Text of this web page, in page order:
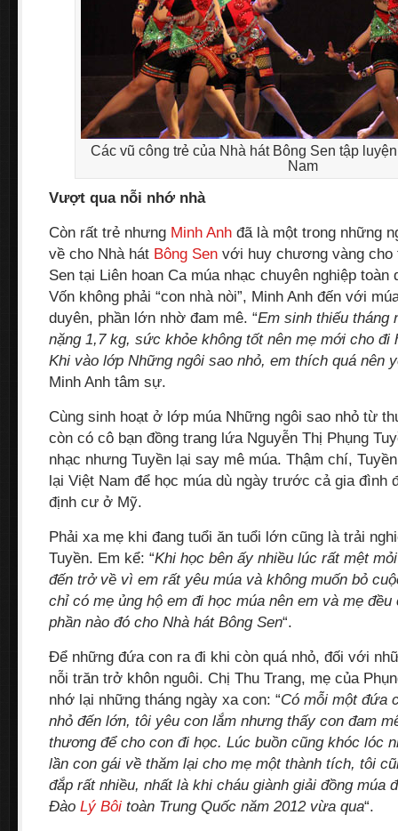
Các vũ công trẻ của Nhà hát Bông Sen tập
Nam
Vượt qua nỗi nhớ nhà
Còn rất trẻ nhưng Minh Anh đã là một trong những
về cho Nhà hát Bông Sen với huy chương vàng cho
Sen tại Liên hoan Ca múa nhạc chuyên nghiệp
Vốn không phải “con nhà nòi”, Minh Anh đến với
duyên, phần lớn nhờ đam mê. “Em sinh thiếu tháng
nặng 1,7 kg, sức khỏe không tốt nên mẹ mới cho đi
Khi vào lớp Những ngôi sao nhỏ, em thích quá nên
Minh Anh tâm sự.
Cùng sinh hoạt ở lớp múa Những ngôi sao nhỏ từ
còn có cô bạn đồng trang lứa Nguyễn Thị Phụng
nhạc nhưng Tuyền lại say mê múa. Thậm chí,
lại Việt Nam để học múa dù ngày trước cả gia đình
định cư ở Mỹ.
Phải xa mẹ khi đang tuổi ăn tuổi lớn cũng là trải
Tuyền. Em kể: “Khi học bên ấy nhiều lúc rất mệt
đến trở về vì em rất yêu múa và không muốn bỏ
chỉ có mẹ ủng hộ em đi học múa nên em và mẹ đều
phần nào đó cho Nhà hát Bông Sen“.
Để những đứa con ra đi khi còn quá nhỏ, đối với
nỗi trăn trở khôn nguôi. Chị Thu Trang, mẹ của
nhớ lại những tháng ngày xa con: “Có mỗi một đứa
nhỏ đến lớn, tôi yêu con lắm nhưng thấy con đam
thương để cho con đi học. Lúc buồn cũng khóc lóc
lần con gái về thăm lại cho mẹ một thành tích, tôi
đắp rất nhiều, nhất là khi cháu giành giải đồng múa
Đào Lý Bôi toàn Trung Quốc năm 2012 vừa qua“.